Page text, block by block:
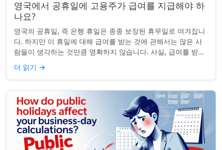
영국에서 공휴일에 고용주가 급여를 지급해야 하
나요?
영국의 공휴일, 즉 은행 휴일은 종종 보장된 휴무일로 여겨집니
다. 하지만 이 휴일에 대해 급여를 받는 것에 관해서는 많은 사
람들이 생각하는 것만큼 명확하지 않습니다. 사실, 급여를 받거
나 하루 쉬는 것이 전적으로 계...
더 읽기 →